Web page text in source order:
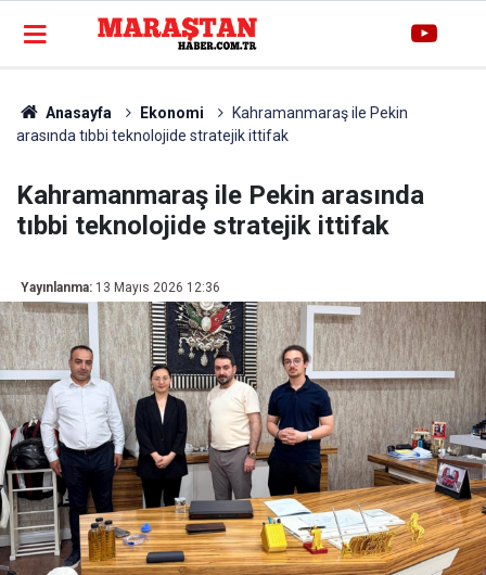
Anasayfa Ekonomi
Kahramanmaraş ile Pekin
arasında tıbbi teknolojide stratejik ittifak
Kahramanmaraş ile Pekin arasında
tıbbi teknolojide stratejik ittifak
Yayınlanma: 13 Mayıs 2026 12:36